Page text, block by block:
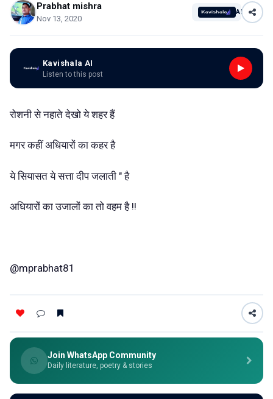
Prabhat mishra
Nov 13, 2020
AI
Kavishala AI
Listen to this post
रोशनी से नहाते देखो ये शहर हैं
मगर कहीं अधि‍यारों का कहर है
ये सियासत ये सत्ता दीप जलाती " है
अधि‍यारों का उजालों का तो वहम है !!
@mprabhat81
Join WhatsApp Community
Daily literature, poetry & stories